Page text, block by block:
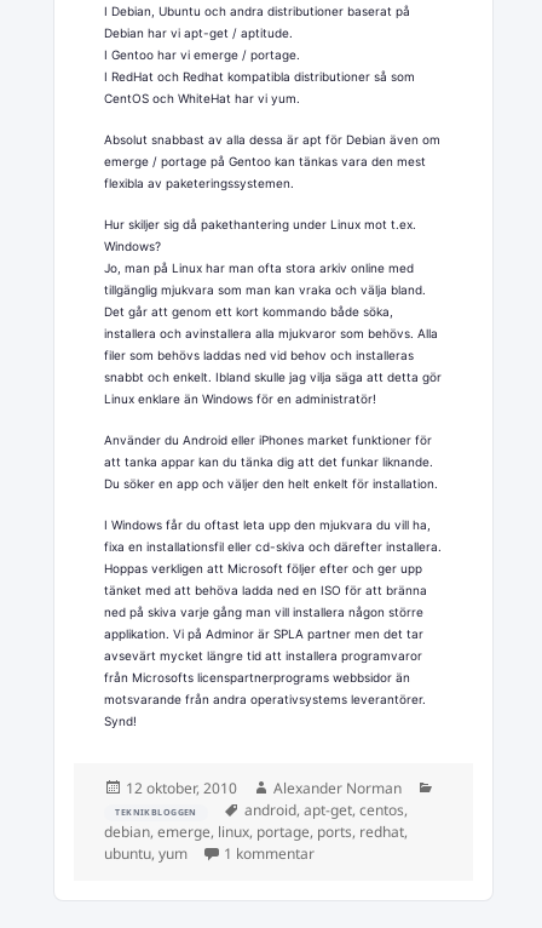
I Debian, Ubuntu och andra distributioner baserat på
Debian har vi apt-get / aptitude.
I Gentoo har vi emerge / portage.
I RedHat och Redhat kompatibla distributioner så som
CentOS och WhiteHat har vi yum.
Absolut snabbast av alla dessa är apt för Debian även om
emerge / portage på Gentoo kan tänkas vara den mest
flexibla av paketeringssystemen.
Hur skiljer sig då pakethantering under Linux mot t.ex.
Windows?
Jo, man på Linux har man ofta stora arkiv online med
tillgänglig mjukvara som man kan vraka och välja bland.
Det går att genom ett kort kommando både söka,
installera och avinstallera alla mjukvaror som behövs. Alla
filer som behövs laddas ned vid behov och installeras
snabbt och enkelt. Ibland skulle jag vilja säga att detta gör
Linux enklare än Windows för en administratör!
Använder du Android eller iPhones market funktioner för
att tanka appar kan du tänka dig att det funkar liknande.
Du söker en app och väljer den helt enkelt för installation.
I Windows får du oftast leta upp den mjukvara du vill ha,
fixa en installationsfil eller cd-skiva och därefter installera.
Hoppas verkligen att Microsoft följer efter och ger upp
tänket med att behöva ladda ned en ISO för att bränna
ned på skiva varje gång man vill installera någon större
applikation. Vi på Adminor är SPLA partner men det tar
avsevärt mycket längre tid att installera programvaror
från Microsofts licenspartnerprograms webbsidor än
motsvarande från andra operativsystems leverantörer.
Synd!
Postat
12 oktober, 2010 Författare
Alexander Norman
TEKNIKBLOGGEN Taggar
android, apt-get, centos,
debian,emerge, linux, portage, ports, redhat,
ubuntu,yum 1 kommentartill Kraften av Unix?